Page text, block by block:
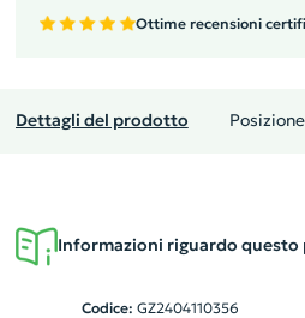
Ottime recensioni
Dettagli del prodotto
Informazioni riguardo
Codice: GZ2404110356